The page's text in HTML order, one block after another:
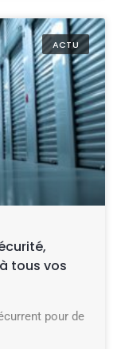
ACTU
tous vos
pour de